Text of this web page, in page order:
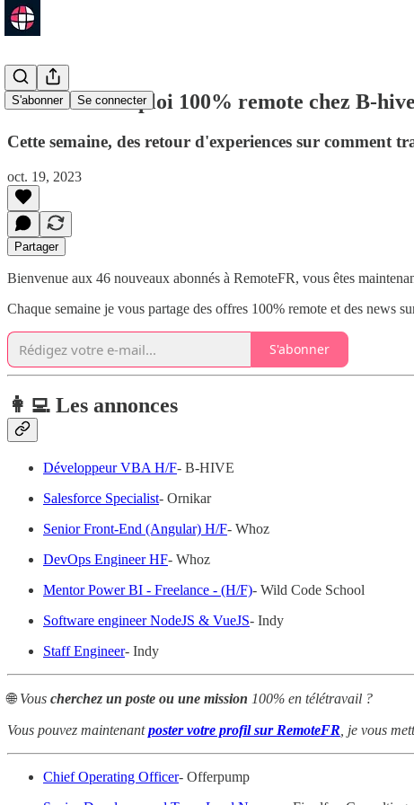
S'abonner Se connecter
29 offres d'emploi 100% remote chez B-
Cette semaine, des retour d'experiences sur comment
oct. 19, 2023
Partager
Bienvenue aux 46 nouveaux abonnés à RemoteFR, vous êtes
Chaque semaine je vous partage des offres 100% remote et des news
S'abonner
👩‍💻 Les annonces
Développeur VBA H/F- B-HIVE
Salesforce Specialist- Ornikar
Senior Front-End (Angular) H/F- Whoz
DevOps Engineer HF- Whoz
Mentor Power BI - Freelance - (H/F)- Wild Code School
Software engineer NodeJS & VueJS- Indy
Staff Engineer- Indy
🌐 Vous cherchez un poste ou une mission 100% en télétravail ?
Vous pouvez maintenantposter votre profil sur RemoteFR , je vous
Chief Operating Officer- Offerpump